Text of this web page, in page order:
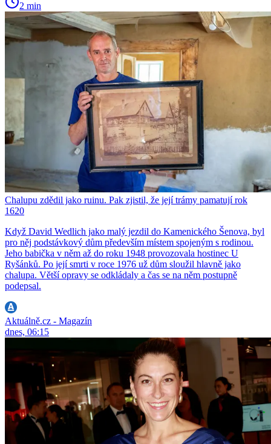
2 min
Chalupu zdědil jako ruinu. Pak zjistil, že její trámy pamatují rok
1620
Když David Wedlich jako malý jezdil do Kamenického Šenova, byl
pro něj podstávkový dům především místem spojeným s rodinou.
Jeho babička v něm až do roku 1948 provozovala hostinec U
Ryšánků. Po její smrti v roce 1976 už dům sloužil hlavně jako
chalupa. Větší opravy se odkládaly a čas se na něm postupně
podepsal.
Aktuálně.cz - Magazín
dnes, 06:15